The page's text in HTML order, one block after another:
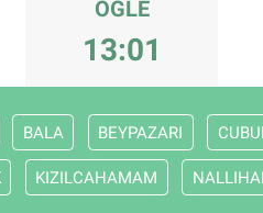
ÖĞLE
13:01
BALA BEYPAZARI
KIZILCAHAMAM